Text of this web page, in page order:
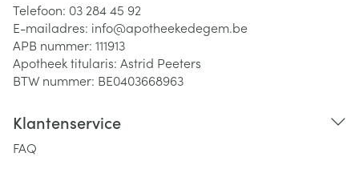
Telefoon: 03 284 45 92
E-mailadres: info@apotheekedegem.be
APB nummer: 111913
Apotheek titularis: Astrid Peeters
BTW nummer: BE0403668963
Klantenservice
FAQ